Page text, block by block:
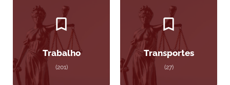
Trabalho
(201)
Transportes
(27)